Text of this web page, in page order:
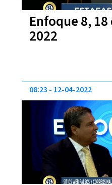
Enfoque 8,
2022
08:23 12-04-2022